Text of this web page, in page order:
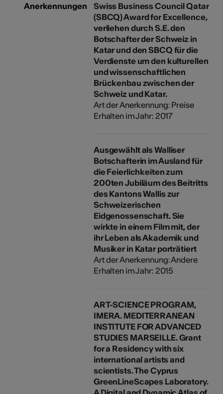
Anerkennungen
Swiss Business Council Qatar
(SBCQ) Award for Excellence,
verliehen durch S.E. den
Botschafter der Schweiz in
Katar und den SBCQ für die
Verdienste um den kulturellen
und wissenschaftlichen
Brückenbau zwischen der
Schweiz und Katar.
Art der Anerkennung: Preise
Erhalten im Jahr: 2017
Ausgewählt als Walliser
Botschafterin im Ausland für
die Feierlichkeiten zum
200ten Jubiläum des Beitritts
des Kantons Wallis zur
Schweizerischen
Eidgenossenschaft. Sie
wirkte in einem Film mit, der
ihr Leben als Akademik und
Musiker in Katar porträtiert
Art der Anerkennung: Andere
Erhalten im Jahr: 2015
ART-SCIENCE PROGRAM,
IMERA. MEDITERRANEAN
INSTITUTE FOR ADVANCED
STUDIES MARSEILLE. Grant
for a Residency with six
international artists and
scientists. The Cyprus
GreenLineScapes Laboratory.